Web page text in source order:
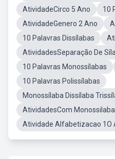
AtividadeCirco 5 Ano
10
AtividadeGenero 2 Ano
10 Palavras Dissílabas
AtividadesSeparação De
10 Palavras Monossílabas
10 Palavras Polissílabas
Monossílaba Dissílaba
AtividadesCom
Atividade Alfabetizacao 1O